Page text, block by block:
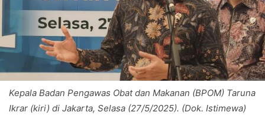
Kepala Badan Pengawas Obat dan Makanan (BPOM) Taruna
Ikrar (kiri) di Jakarta, Selasa (27/5/2025). (Dok. Istimewa)